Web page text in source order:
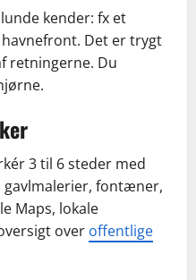
kender: fx et
Det er trygt
retningerne. Du
3 til 6 steder med
fontæner,
Maps, lokale
over offentlige